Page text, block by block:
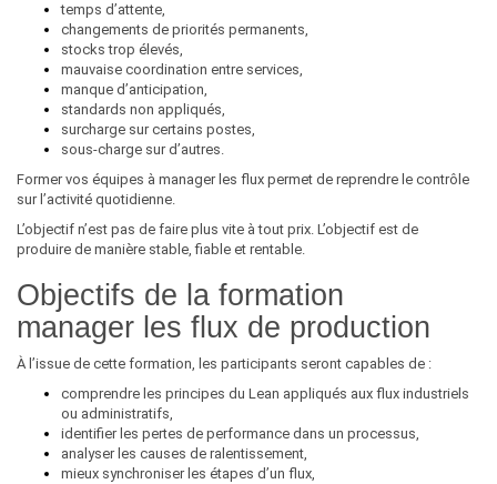
temps d’attente,
changements de priorités permanents,
stocks trop élevés,
mauvaise coordination entre services,
manque d’anticipation,
standards non appliqués,
surcharge sur certains postes,
sous-charge sur d’autres.
Former vos équipes à manager les flux permet de reprendre le contrôle
sur l’activité quotidienne.
L’objectif n’est pas de faire plus vite à tout prix. L’objectif est de
produire de manière stable, fiable et rentable.
Objectifs de la formation
manager les flux de production
À l’issue de cette formation, les participants seront capables de :
comprendre les principes du Lean appliqués aux flux industriels
ou administratifs,
identifier les pertes de performance dans un processus,
analyser les causes de ralentissement,
mieux synchroniser les étapes d’un flux,